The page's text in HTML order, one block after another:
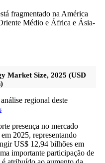
fragmentado na América
Médio e África e Ásia-
Market Size, 2025 (USD
regional deste
presença no mercado
2025, representando
US$ 12,94 bilhões em
importante participação de